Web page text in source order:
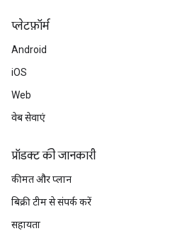
प्‍लेटफ़ॉर्म
Android
iOS
Web
वेब सेवाएं
प्रॉडक्ट की जानकारी
कीमत और प्लान
बिक्री टीम से संपर्क करें
सहायता